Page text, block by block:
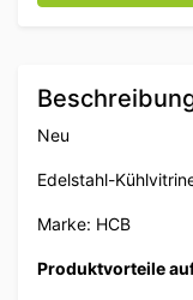
Neu
Edelstahl-
Marke: HCB
Produktvorteile